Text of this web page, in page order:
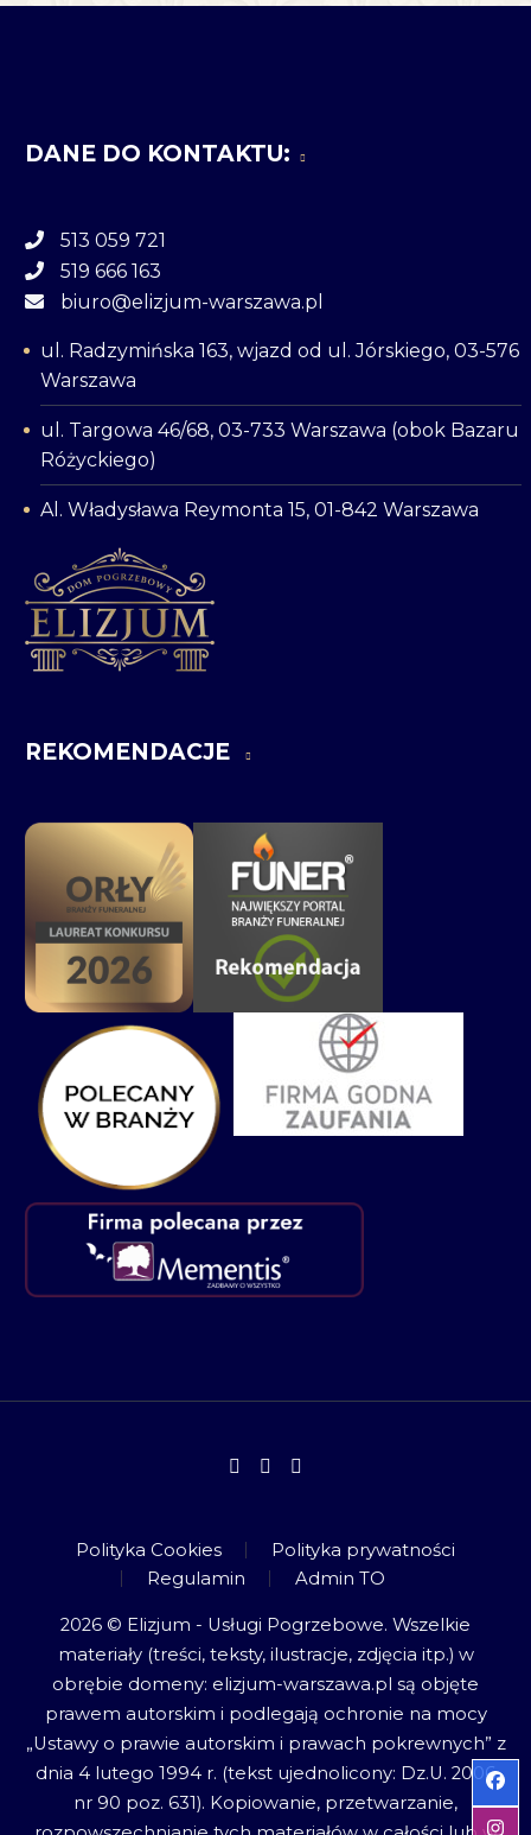
DANE DO KONTAKTU:
513 059 721
519 666 163
biuro@elizjum-warszawa.pl
ul. Radzymińska 163, wjazd od ul. Jórskiego, 03-576
Warszawa
ul. Targowa 46/68, 03-733 Warszawa (obok Bazaru
Różyckiego)
Al. Władysława Reymonta 15, 01-842 Warszawa
REKOMENDACJE
Polityka Cookies
Polityka prywatności
Regulamin
Admin TO
2026 © Elizjum - Usługi Pogrzebowe. Wszelkie
materiały (treści, teksty, ilustracje, zdjęcia itp.) w
obrębie domeny: elizjum-warszawa.pl są objęte
prawem autorskim i podlegają ochronie na mocy
„Ustawy o prawie autorskim i prawach pokrewnych” z
dnia 4 lutego 1994 r. (tekst ujednolicony: Dz.U. 2006
nr 90 poz. 631). Kopiowanie, przetwarzanie,